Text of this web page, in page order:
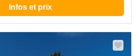
Infos et prix